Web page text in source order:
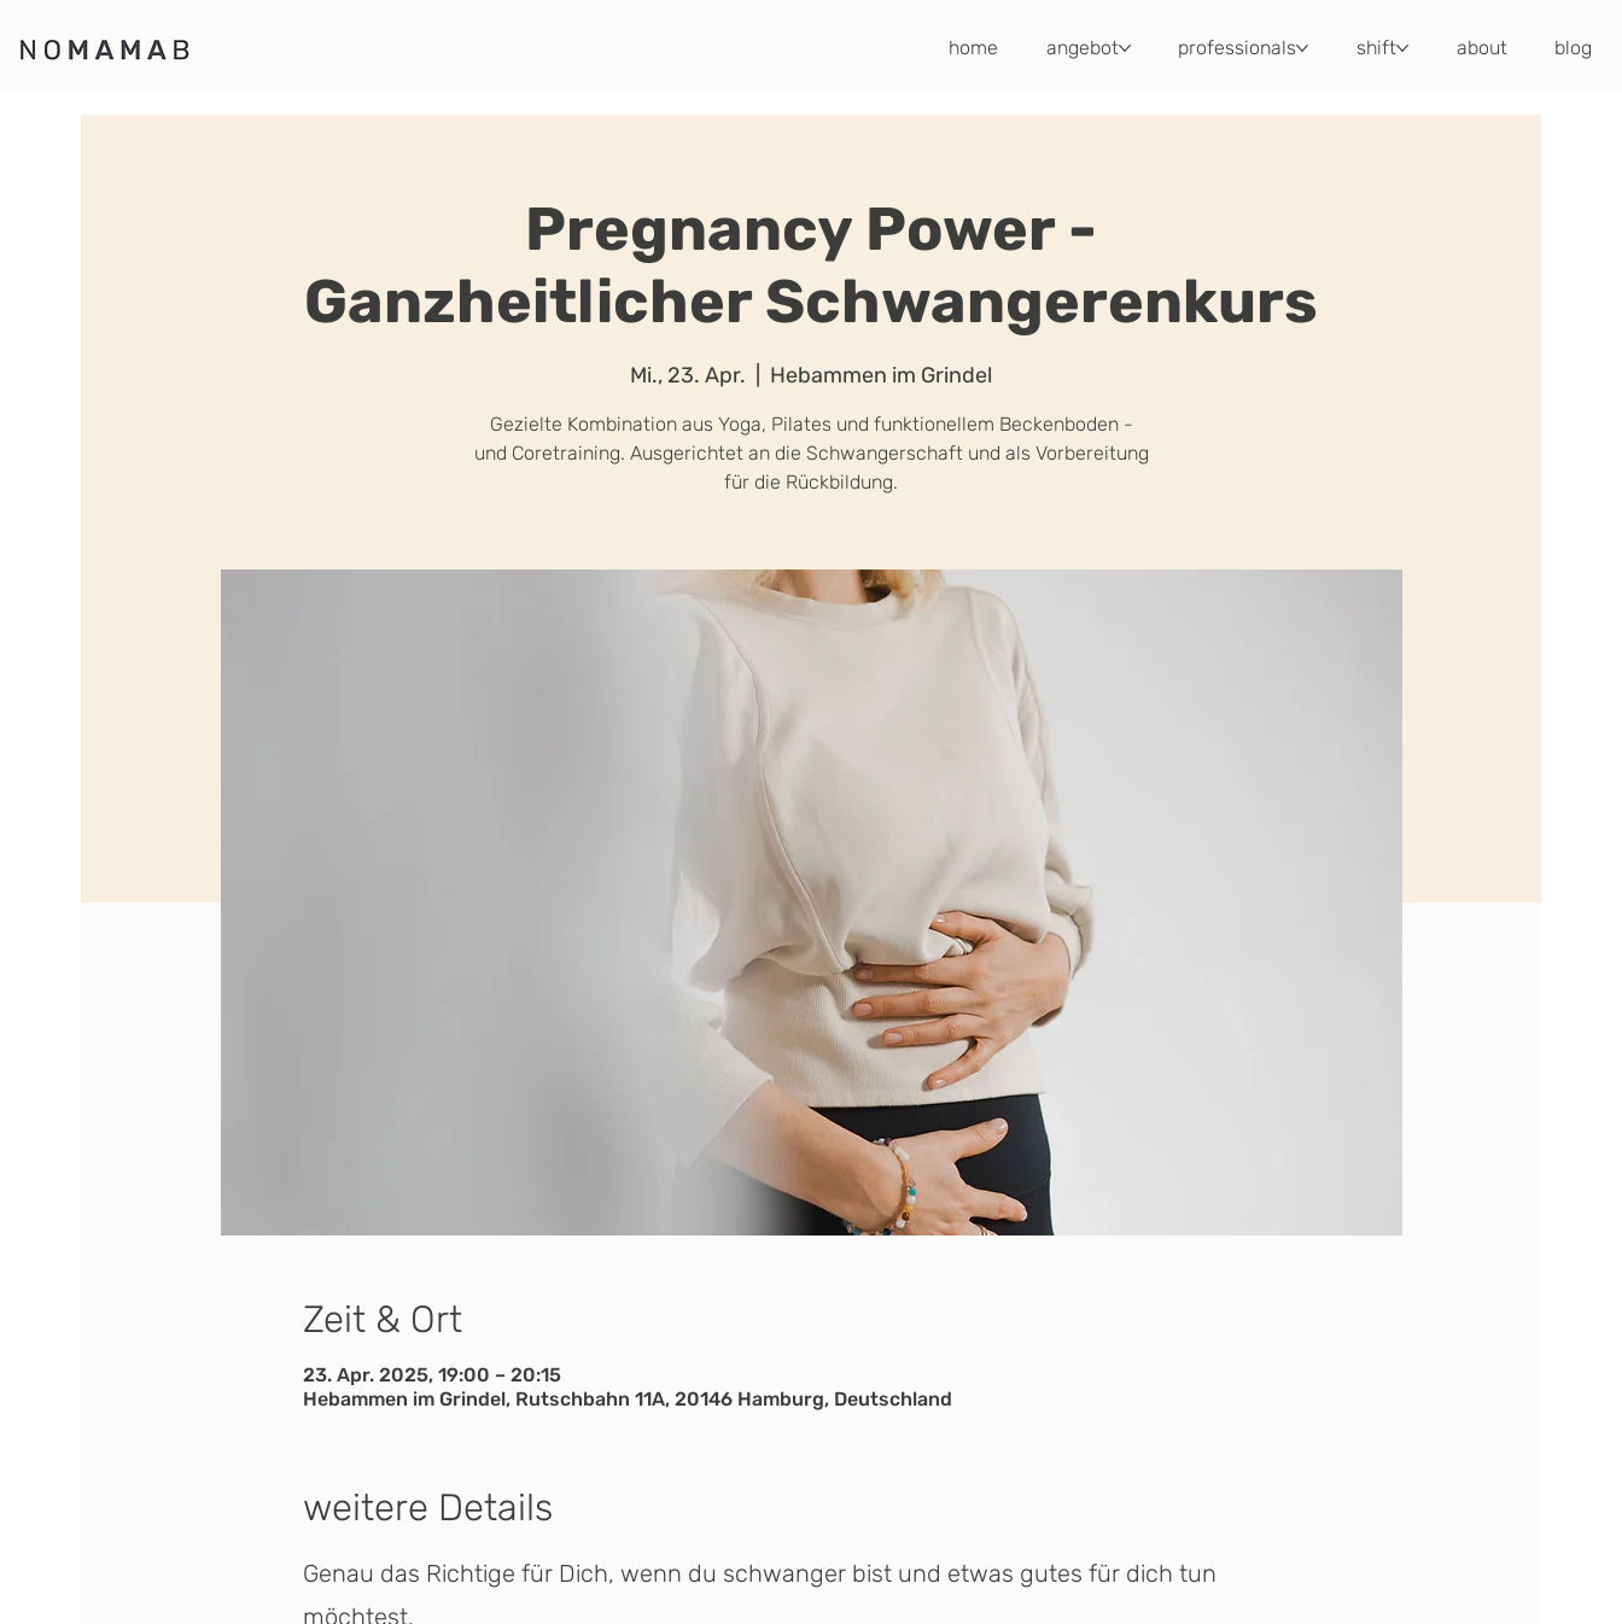
home angebot professionals shift about blog
Pregnancy Power -
Ganzheitlicher Schwangerenkurs
Mi., 23. Apr. Hebammen im Grindel
Gezielte Kombination aus Yoga, Pilates und funktionellem Beckenboden -
und Coretraining. Ausgerichtet an die Schwangerschaft und als Vorbereitung
für die Rückbildung.
Zeit & Ort
23. Apr. 2025, 19:00 – 20:15
Hebammen im Grindel, Rutschbahn 11A, 20146 Hamburg, Deutschland
weitere Details
Genau das Richtige für Dich, wenn du schwanger bist und etwas gutes für dich tun
möchtest.